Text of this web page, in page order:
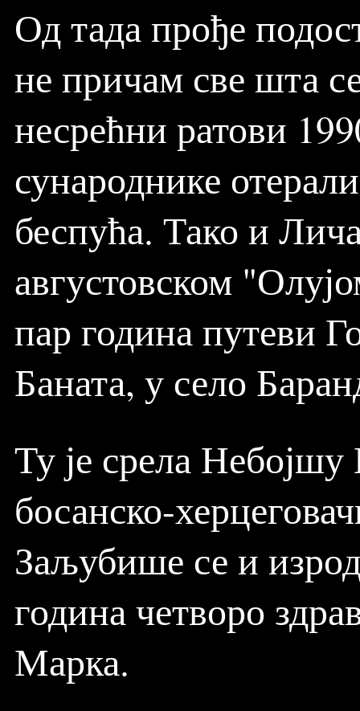
Од тада прође
не причам све шта
несрећни ратови
сународнике
беспућа. Тако и
августовском
пар година путеви
Баната, у село
Ту је срела Небојшу
босанско-
Заљубише се и
година четворо
Марка.